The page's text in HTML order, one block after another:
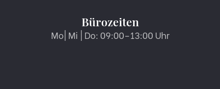
Bürozeiten
Mo| Mi | Do: 09:00–13:00 Uhr